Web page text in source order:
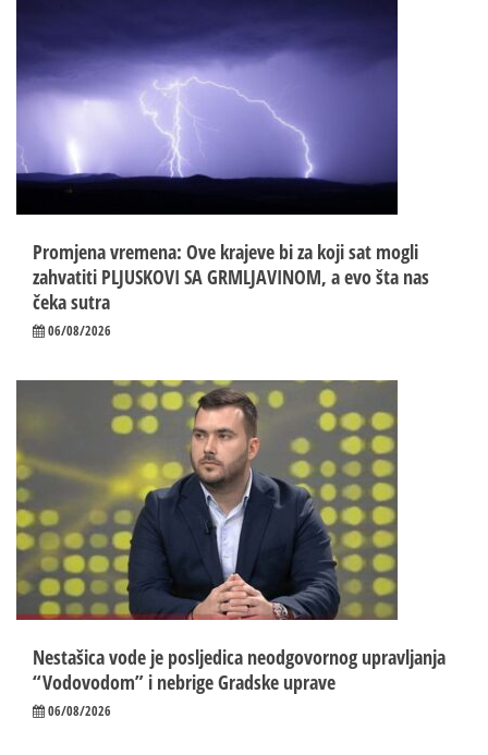
Promjena vremena: Ove krajeve bi za koji sat mogli
zahvatiti PLJUSKOVI SA GRMLJAVINOM, a evo šta nas
čeka sutra
06/08/2026
Nestašica vode je posljedica neodgovornog upravljanja
“Vodovodom” i nebrige Gradske uprave
06/08/2026